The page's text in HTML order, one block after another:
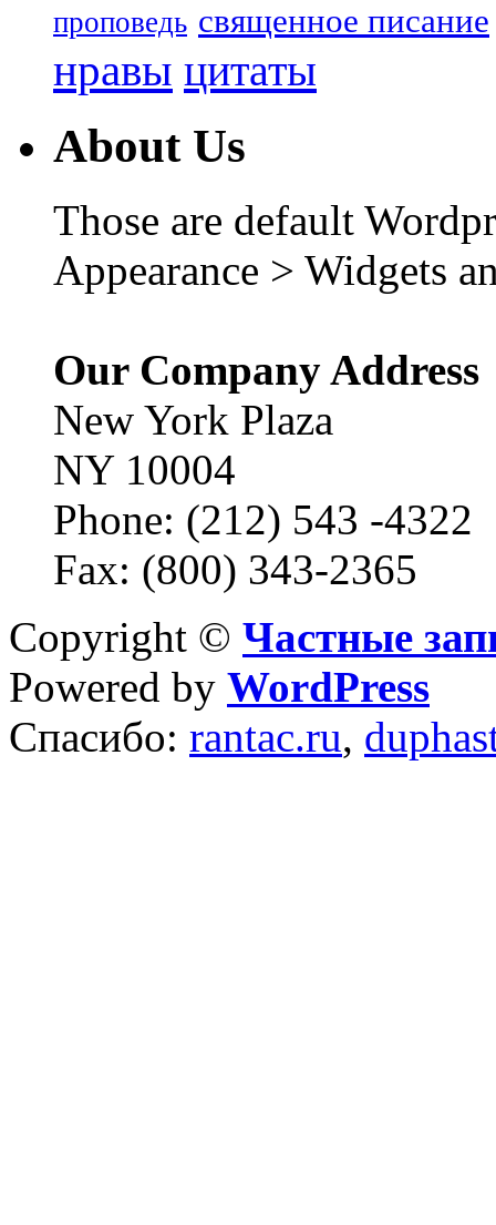
проповедь священное писание
нравы цитаты
About Us
Those are default
Appearance > Widgets
Our Company Address
New York Plaza
NY 10004
Phone: (212) 543 -4322
Fax: (800) 343-2365
Copyright © Частные
Powered by WordPress
Спасибо: rantac.ru,